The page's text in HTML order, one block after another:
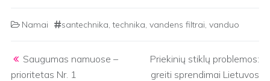
Namai santechnika,technika, vandens filtrai, vanduo
Saugumas namuose –
prioritetas Nr. 1
Priekinių stiklų problemos:
greiti sprendimai Lietuvos